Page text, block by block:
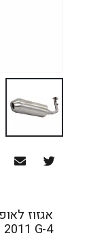
2011 G-4